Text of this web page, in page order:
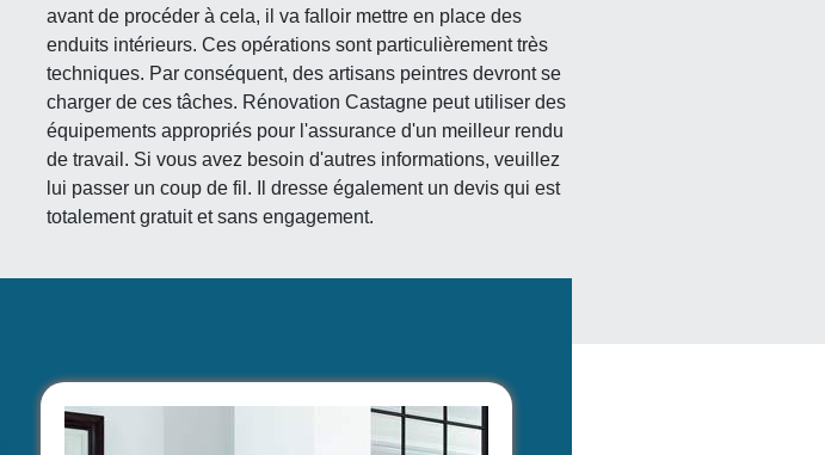
avant de procéder à cela, il va falloir mettre en place des
enduits intérieurs. Ces opérations sont particulièrement très
techniques. Par conséquent, des artisans peintres devront se
charger de ces tâches. Rénovation Castagne peut utiliser des
équipements appropriés pour l'assurance d'un meilleur rendu
de travail. Si vous avez besoin d'autres informations, veuillez
lui passer un coup de fil. Il dresse également un devis qui est
totalement gratuit et sans engagement.